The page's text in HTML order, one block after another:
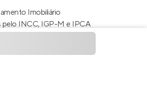
Imobiliário
pelo INCC, IGP-M e IPCA
condomínio